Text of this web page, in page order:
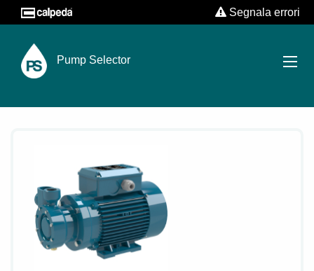
Segnala errori
Pump Selector